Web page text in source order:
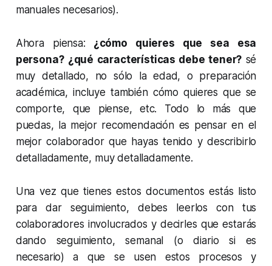
manuales necesarios).
Ahora piensa: ¿cómo quieres que sea esa
persona? ¿qué características debe tener? sé
muy detallado, no sólo la edad, o preparación
académica, incluye también cómo quieres que se
comporte, que piense, etc. Todo lo más que
puedas, la mejor recomendación es pensar en el
mejor colaborador que hayas tenido y describirlo
detalladamente, muy detalladamente.
Una vez que tienes estos documentos estás listo
para dar seguimiento, debes leerlos con tus
colaboradores involucrados y decirles que estarás
dando seguimiento, semanal (o diario si es
necesario) a que se usen estos procesos y